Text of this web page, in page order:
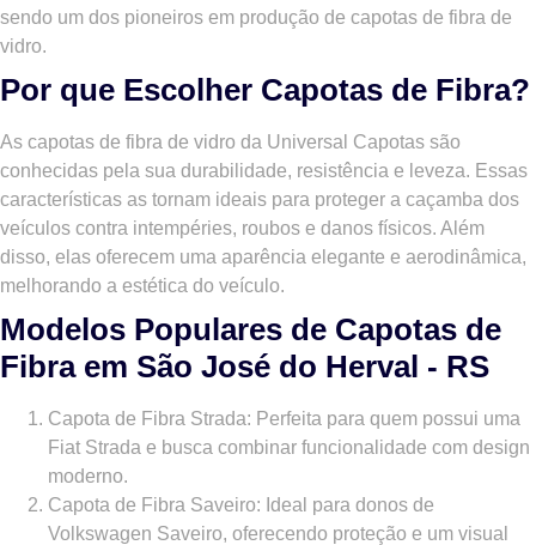
sendo um dos pioneiros em produção de capotas de fibra de
vidro.
Por que Escolher Capotas de Fibra?
As capotas de fibra de vidro da Universal Capotas são
conhecidas pela sua durabilidade, resistência e leveza. Essas
características as tornam ideais para proteger a caçamba dos
veículos contra intempéries, roubos e danos físicos. Além
disso, elas oferecem uma aparência elegante e aerodinâmica,
melhorando a estética do veículo.
Modelos Populares de Capotas de
Fibra em São José do Herval - RS
Capota de Fibra Strada: Perfeita para quem possui uma
Fiat Strada e busca combinar funcionalidade com design
moderno.
Capota de Fibra Saveiro: Ideal para donos de
Volkswagen Saveiro, oferecendo proteção e um visual